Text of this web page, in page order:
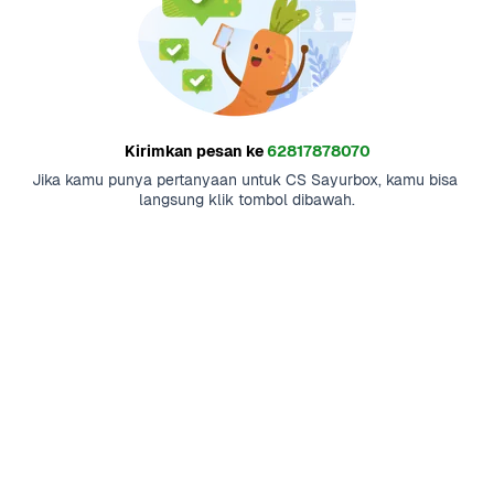
Kirimkan pesan ke62817878070
Jika kamu punya pertanyaan untuk CS Sayurbox, kamu bisa
langsung klik tombol dibawah.